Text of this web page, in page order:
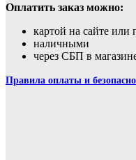
Оплатить заказ можно:
картой на сайте или
наличными
через СБП в
Правила оплаты и